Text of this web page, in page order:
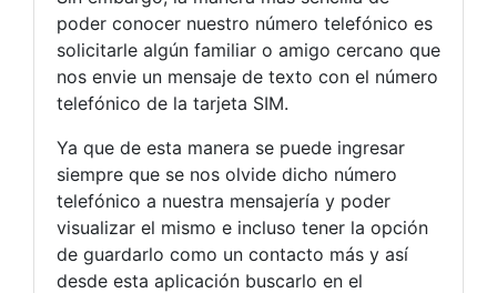
poder conocer nuestro número telefónico es
solicitarle algún familiar o amigo cercano que
nos envie un mensaje de texto con el número
telefónico de la tarjeta SIM.
Ya que de esta manera se puede ingresar
siempre que se nos olvide dicho número
telefónico a nuestra mensajería y poder
visualizar el mismo e incluso tener la opción
de guardarlo como un contacto más y así
desde esta aplicación buscarlo en el